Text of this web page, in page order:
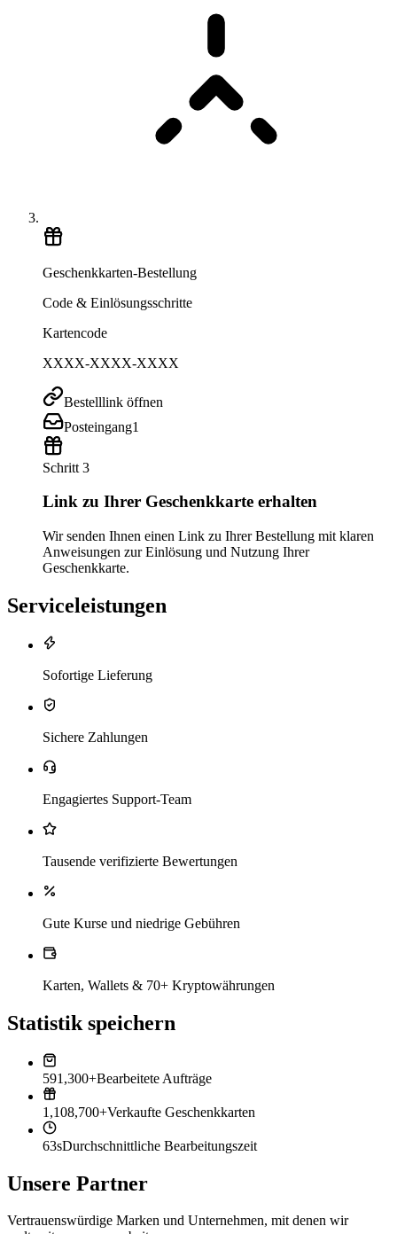
Geschenkkarten-Bestellung
Code & Einlösungsschritte
Kartencode
XXXX-XXXX-XXXX
Bestelllink öffnen
Posteingang1
Schritt 3
Link zu Ihrer Geschenkkarte erhalten
Wir senden Ihnen einen Link zu Ihrer Bestellung mit klaren
Anweisungen zur Einlösung und Nutzung Ihrer
Geschenkkarte.
Serviceleistungen
Sofortige Lieferung
Sichere Zahlungen
Engagiertes Support-Team
Tausende verifizierte Bewertungen
Gute Kurse und niedrige Gebühren
Karten, Wallets & 70+ Kryptowährungen
Statistik speichern
591,300+Bearbeitete Aufträge
1,108,700+Verkaufte Geschenkkarten
63sDurchschnittliche Bearbeitungszeit
Unsere Partner
Vertrauenswürdige Marken und Unternehmen, mit denen wir